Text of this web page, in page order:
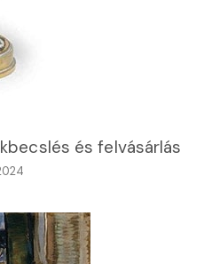
és felvásárlás